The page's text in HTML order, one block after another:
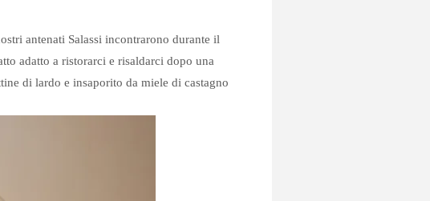
antenati Salassi incontrarono durante il
adatto a ristorarci e risaldarci dopo una
di lardo e insaporito da miele di castagno